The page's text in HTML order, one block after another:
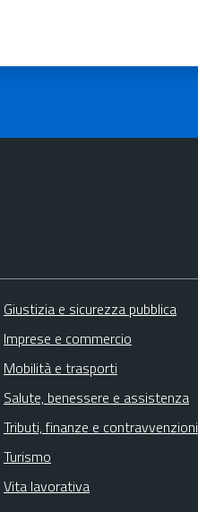
Giustizia e sicurezza pubblica
Imprese e commercio
Mobilità e trasporti
Salute, benessere e assistenza
Tributi, finanze e contravvenzioni
Turismo
Vita lavorativa